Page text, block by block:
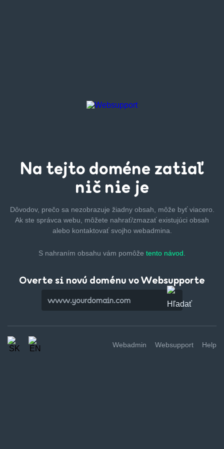
Na tejto doméne zatiaľ
nič nie je
Dôvodov, prečo sa nezobrazuje žiadny obsah, môže byťviacero.
Ak ste správca webu, môžete nahrať/zmazaťexistujúci obsah
alebo kontaktovať svojho webadmina.
S nahraním obsahu vám pomôže tento návod.
Overte si novú doménu vo Websupporte
Webadmin Websupport Help